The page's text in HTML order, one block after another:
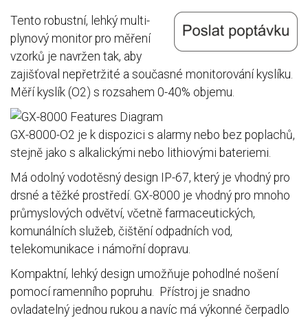
Tento robustní, lehký multi-
plynový monitor pro měření
vzorků je navržen tak, aby
zajišťoval nepřetržité a současné monitorování kyslíku.
Měří kyslík (O2) s rozsahem 0-40% objemu.
GX-8000-O2 je k dispozici s alarmy nebo bez poplachů,
stejně jako s alkalickými nebo lithiovými bateriemi.
Má odolný vodotěsný design IP-67, který je vhodný pro
drsné a těžké prostředí. GX-8000 je vhodný pro mnoho
průmyslových odvětví, včetně farmaceutických,
komunálních služeb, čištění odpadních vod,
telekomunikace i námořní dopravu.
Kompaktní, lehký design umožňuje pohodlné nošení
pomocí ramenního popruhu. Přístroj je snadno
ovladatelný jednou rukou a navíc má výkonné čerpadlo